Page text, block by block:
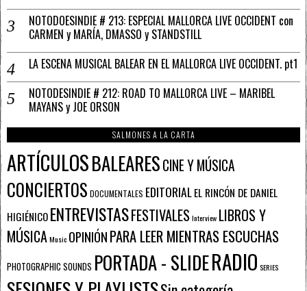
NOTODOESINDIE # 213: ESPECIAL MALLORCA LIVE OCCIDENT con
CARMEN y MARÍA, DMASSO y STANDSTILL
LA ESCENA MUSICAL BALEAR EN EL MALLORCA LIVE OCCIDENT. pt1
NOTODESINDIE # 212: ROAD TO MALLORCA LIVE – MARIBEL
MAYANS y JOE ORSON
SALMONES A LA CARTA
ARTÍCULOSBALEARESCINE Y MÚSICA
CONCIERTOS DOCUMENTALES EDITORIALEL RINCÓN DE DANIEL
HIGIÉNICOENTREVISTASFESTIVALESInterview LIBROS Y
MÚSICAMusic OPINIÓNPARA LEER MIENTRAS ESCUCHAS
PHOTOGRAPHIC SOUNDS PORTADA - SLIDERADIO SERIES